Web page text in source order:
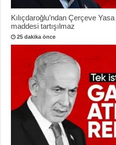
Kılıçdaroğlu’ndan Çerçeve
maddesi tartışılmaz
25 dakika önce